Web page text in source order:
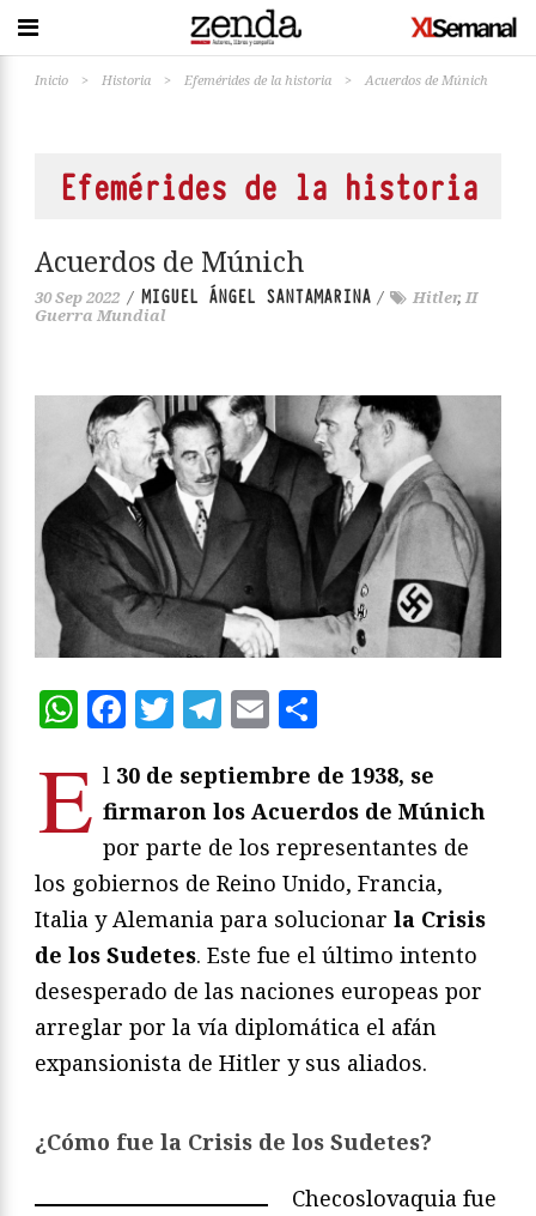
Inicio > Historia > Efemérides de la historia > Acuerdos de Múnich
Efemérides de la historia
Acuerdos de Múnich
30 Sep 2022 / MIGUEL ÁNGEL SANTAMARINA / Hitler, II
Guerra Mundial
WhatsApp
Facebook
Twitter
Telegram
Email
E l 30 de septiembre de 1938, se
firmaron los Acuerdos de Múnich
por parte de los representantes de
los gobiernos de Reino Unido, Francia,
Italia y Alemania para solucionar la Crisis
de los Sudetes. Este fue el último intento
desesperado de las naciones europeas por
arreglar por la vía diplomática el afán
expansionista de Hitler y sus aliados.
¿Cómo fue la Crisis de los Sudetes?
Checoslovaquia fue